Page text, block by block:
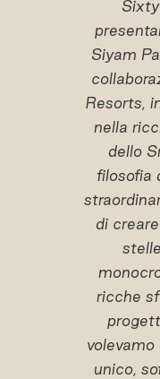
Siyam
Resorts,
nella
dello
filosofia
di
ricche
unico,